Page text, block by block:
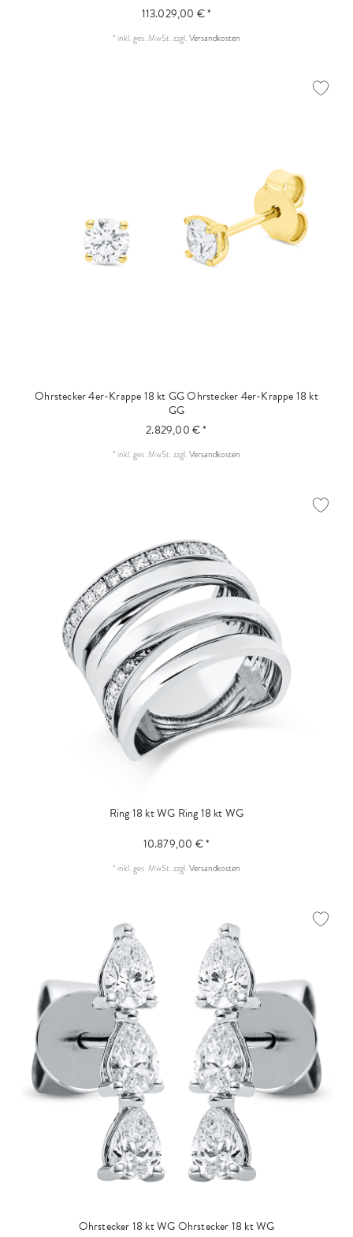
113.029,00 € *
* inkl. ges. MwSt.zzgl.Versandkosten
Ohrstecker 4er-Krappe 18 kt GGOhrstecker 4er-Krappe 18 kt
GG
2.829,00 € *
* inkl. ges. MwSt.zzgl.Versandkosten
Ring 18 kt WG Ring 18 kt WG
10.879,00 € *
* inkl. ges. MwSt.zzgl.Versandkosten
Ohrstecker 18 kt WGOhrstecker 18 kt WG